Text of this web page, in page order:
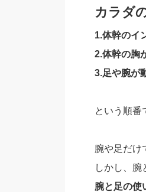
カラダ
1.体幹のイ
2.体幹の胸
3.足や腕が
という順番
腕や足だけ
しかし、腕
腕と足の使